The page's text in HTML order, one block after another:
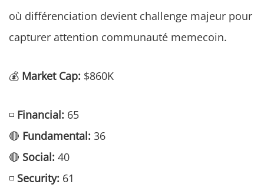
où différenciation devient challenge majeur pour
capturer attention communauté memecoin.
💰 Market Cap: $860K
◽ Financial: 65
🔴 Fundamental: 36
🔴 Social: 40
◽ Security: 61